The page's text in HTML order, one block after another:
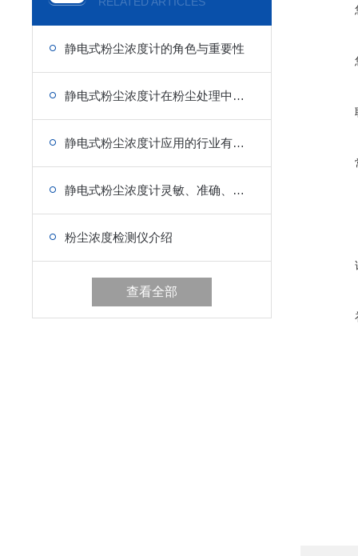
静电式粉尘浓度计的角色与重要性
静电式粉尘浓度计在粉尘处理中的关键作用
静电式粉尘浓度计应用的行业有哪些？
静电式粉尘浓度计灵敏、准确、可靠
粉尘浓度检测仪介绍
查看全部